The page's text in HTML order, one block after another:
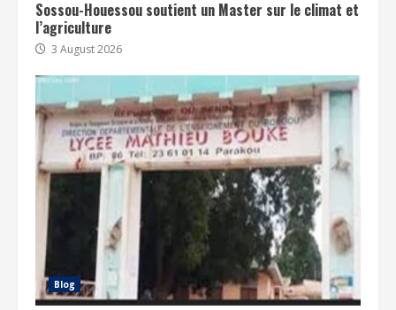
Sossou-Houessou soutient un Master sur le climat et
l’agriculture
3 August 2026
Blog